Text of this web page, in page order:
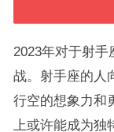
2023年对于射
战。射手座的人
行空的想象力和
上或许能成为独